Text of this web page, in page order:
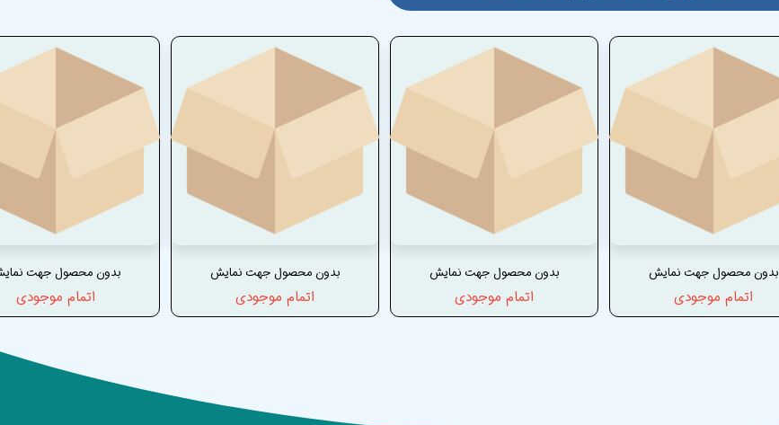
بدون محصول جهت
اتمام موجودی
بدون محصول جهت نمایش
اتمام موجودی
بدون محصول جهت نمایش
اتمام موجودی
بدون محصول جهت نمایش
اتمام موجودی